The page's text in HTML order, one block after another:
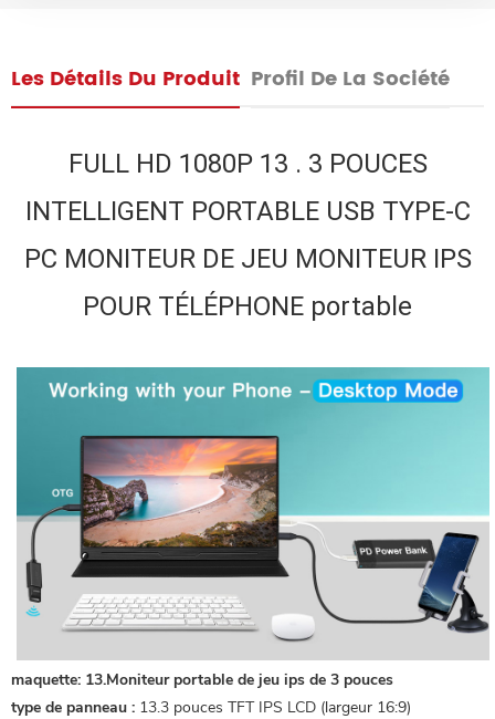
Les Détails Du Produit Profil De La Société
FULL HD 1080P 13 . 3 POUCES
INTELLIGENT PORTABLE USB TYPE-C
PC MONITEUR DE JEU MONITEUR IPS
POUR TÉLÉPHONE portable
maquette: 13.Moniteur portable de jeu ips de 3 pouces
type de panneau : 13.3 pouces TFT IPS LCD (largeur 16:9)